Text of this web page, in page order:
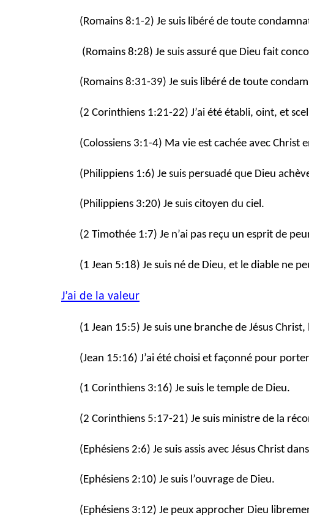
(Romains 8:1-2) Je suis libéré de toute
(Romains 8:28) Je suis assuré que Dieu fait
(Romains 8:31-39) Je suis libéré de toute
(2 Corinthiens 1:21-22) J’ai été établi, oint, et
(Colossiens 3:1-4) Ma vie est cachée avec Christ
(Philippiens 1:6) Je suis persuadé que Dieu
(Philippiens 3:20) Je suis citoyen du ciel.
(2 Timothée 1:7) Je n’ai pas reçu un esprit de
(1 Jean 5:18) Je suis né de Dieu, et le diable ne
J’ai de la valeur
(1 Jean 15:5) Je suis une branche de Jésus
(Jean 15:16) J’ai été choisi et façonné pour
(1 Corinthiens 3:16) Je suis le temple de Dieu.
(2 Corinthiens 5:17-21) Je suis ministre de la
(Ephésiens 2:6) Je suis assis avec Jésus Christ
(Ephésiens 2:10) Je suis l’ouvrage de Dieu.
(Ephésiens 3:12) Je peux approcher Dieu